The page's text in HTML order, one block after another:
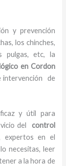
y prevención
los chinches,
pulgas, etc, la
en Cordon
intervención de
y útil para
del control
expertos en el
necesitas, leer
a la hora de